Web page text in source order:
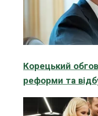
Корецький
реформи та